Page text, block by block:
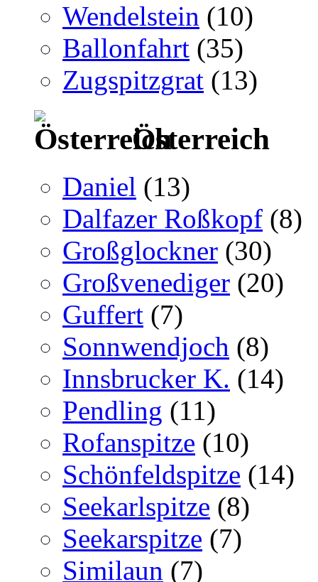
Wendelstein (10)
Ballonfahrt (35)
Zugspitzgrat (13)
Österreich
Daniel (13)
Dalfazer Roßkopf (8)
Großglockner (30)
Großvenediger (20)
Guffert (7)
Sonnwendjoch (8)
Innsbrucker K. (14)
Pendling (11)
Rofanspitze (10)
Schönfeldspitze (14)
Seekarlspitze (8)
Seekarspitze (7)
Similaun (7)